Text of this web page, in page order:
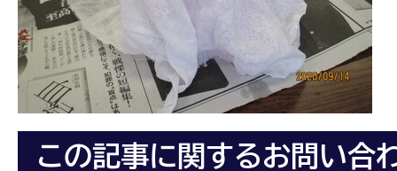
この記事に関するお問い合